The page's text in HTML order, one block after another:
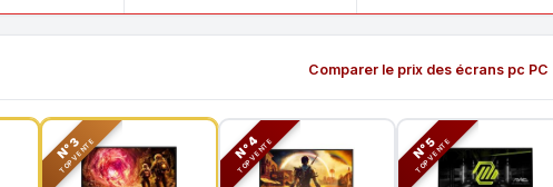
Comparer le prix des écrans pc
N°3
TOP VENTE N°4
TOP VENTE N°5
TOP VENTE